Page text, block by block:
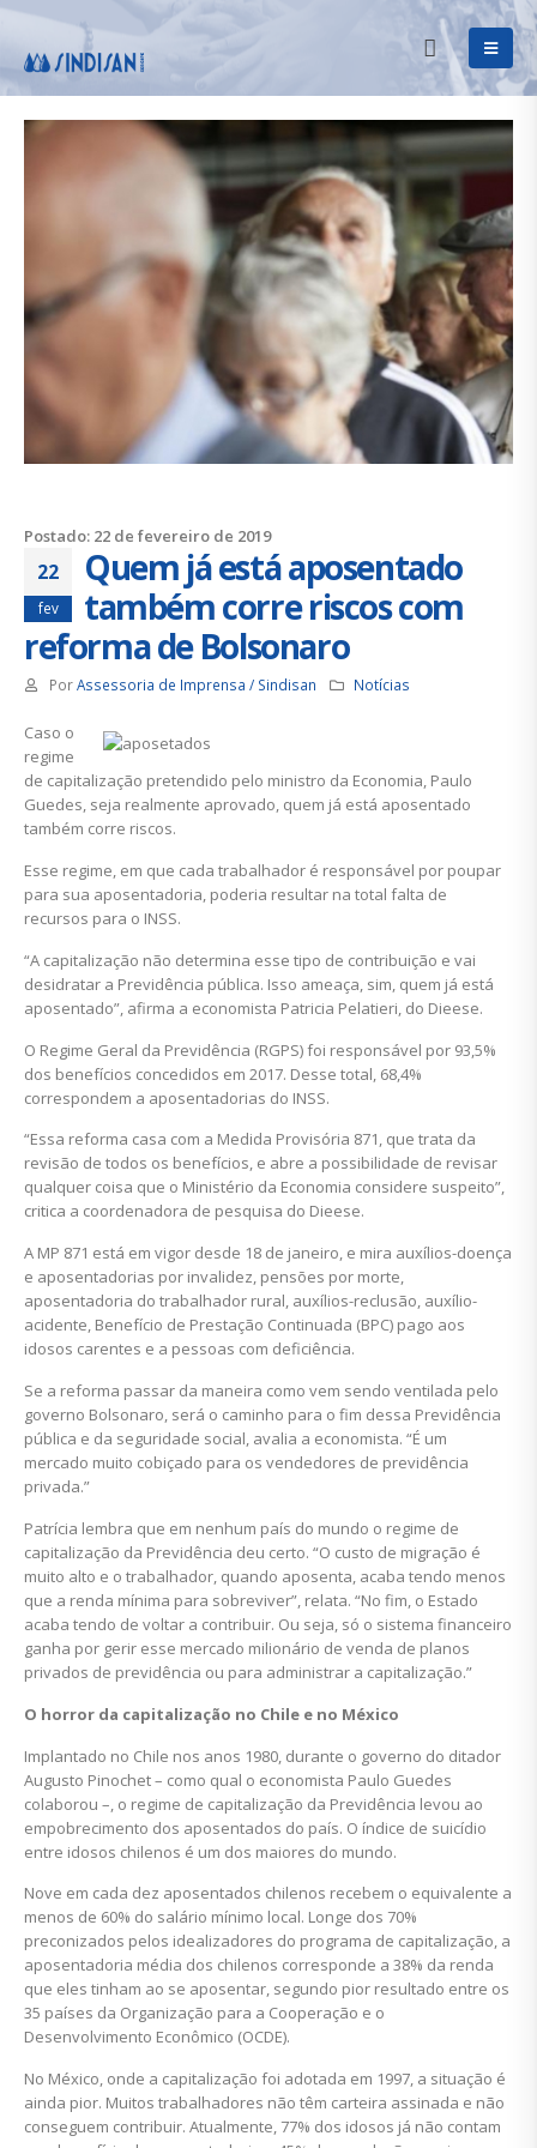
Postado: 22 de fevereiro de 2019
22
fev
Quem já está aposentado
também corre riscos com
reforma de Bolsonaro
PorAssessoria de Imprensa / Sindisan Notícias
Caso o
regime
de capitalização pretendido pelo ministro da Economia, Paulo
Guedes, seja realmente aprovado, quem já está aposentado
também corre riscos.
Esse regime, em que cada trabalhador é responsável por poupar
para sua aposentadoria, poderia resultar na total falta de
recursos para o INSS.
“A capitalização não determina esse tipo de contribuição e vai
desidratar a Previdência pública. Isso ameaça, sim, quem já está
aposentado”, afirma a economista Patricia Pelatieri, do Dieese.
O Regime Geral da Previdência (RGPS) foi responsável por 93,5%
dos benefícios concedidos em 2017. Desse total, 68,4%
correspondem a aposentadorias do INSS.
“Essa reforma casa com a Medida Provisória 871, que trata da
revisão de todos os benefícios, e abre a possibilidade de revisar
qualquer coisa que o Ministério da Economia considere suspeito”,
critica a coordenadora de pesquisa do Dieese.
A MP 871 está em vigor desde 18 de janeiro, e mira auxílios-doença
e aposentadorias por invalidez, pensões por morte,
aposentadoria do trabalhador rural, auxílios-reclusão, auxílio-
acidente, Benefício de Prestação Continuada (BPC) pago aos
idosos carentes e a pessoas com deficiência.
Se a reforma passar da maneira como vem sendo ventilada pelo
governo Bolsonaro, será o caminho para o fim dessa Previdência
pública e da seguridade social, avalia a economista. “É um
mercado muito cobiçado para os vendedores de previdência
privada.”
Patrícia lembra que em nenhum país do mundo o regime de
capitalização da Previdência deu certo. “O custo de migração é
muito alto e o trabalhador, quando aposenta, acaba tendo menos
que a renda mínima para sobreviver”, relata. “No fim, o Estado
acaba tendo de voltar a contribuir. Ou seja, só o sistema financeiro
ganha por gerir esse mercado milionário de venda de planos
privados de previdência ou para administrar a capitalização.”
O horror da capitalização no Chile e no México
Implantado no Chile nos anos 1980, durante o governo do ditador
Augusto Pinochet – como qual o economista Paulo Guedes
colaborou –, o regime de capitalização da Previdência levou ao
empobrecimento dos aposentados do país. O índice de suicídio
entre idosos chilenos é um dos maiores do mundo.
Nove em cada dez aposentados chilenos recebem o equivalente a
menos de 60% do salário mínimo local. Longe dos 70%
preconizados pelos idealizadores do programa de capitalização, a
aposentadoria média dos chilenos corresponde a 38% da renda
que eles tinham ao se aposentar, segundo pior resultado entre os
35 países da Organização para a Cooperação e o
Desenvolvimento Econômico (OCDE).
No México, onde a capitalização foi adotada em 1997, a situação é
ainda pior. Muitos trabalhadores não têm carteira assinada e não
conseguem contribuir. Atualmente, 77% dos idosos já não contam